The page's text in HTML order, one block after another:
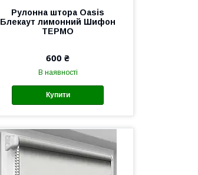
Рулонна штора Oasis
Блекаут лимонний Шифон
ТЕРМО
600 ₴
В наявності
Купити